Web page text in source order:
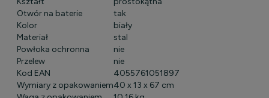
Otwór na baterie
tak
Kolor
biały
Materiał
stal
Powłoka ochronna
nie
Przelew
nie
Kod EAN
4055761051897
Wymiary z opakowaniem40 x 13 x 67 cm